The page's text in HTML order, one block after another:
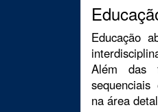
Educação
Além das
sequenciais
na área